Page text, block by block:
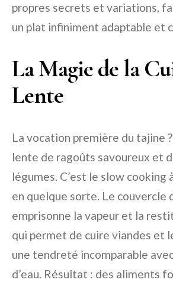
propres secrets et variations,
un plat infiniment adaptable et
La Magie de la
Lente
La vocation première du tajine
lente de ragoûts savoureux et
légumes. C’est le slow cooking
en quelque sorte. Le couvercle
emprisonne la vapeur et la
qui permet de cuire viandes et
une tendreté incomparable
d’eau. Résultat : des aliments